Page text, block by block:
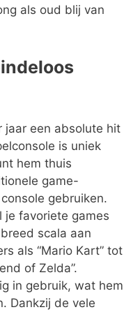
als oud blij van
jaar een absolute hit
is uniek
hem thuis
game-
gebruiken.
favoriete games
scala aan
als “Mario Kart” tot
of Zelda”.
in gebruik, wat hem
Dankzij de vele